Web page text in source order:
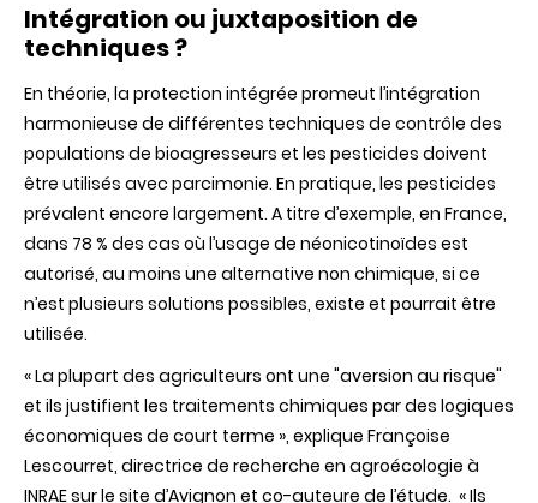
Intégration ou juxtaposition de
techniques ?
En théorie, la protection intégrée promeut l’intégration
harmonieuse de différentes techniques de contrôle des
populations de bioagresseurs et les pesticides doivent
être utilisés avec parcimonie. En pratique, les pesticides
prévalent encore largement. A titre d’exemple, en France,
dans 78 % des cas où l’usage de néonicotinoïdes est
autorisé, au moins une alternative non chimique, si ce
n’est plusieurs solutions possibles, existe et pourrait être
utilisée.
« La plupart des agriculteurs ont une "aversion au risque"
et ils justifient les traitements chimiques par des logiques
économiques de court terme », explique Françoise
Lescourret, directrice de recherche en agroécologie à
INRAE sur le site d’Avignon et co-auteure de l’étude. « Ils